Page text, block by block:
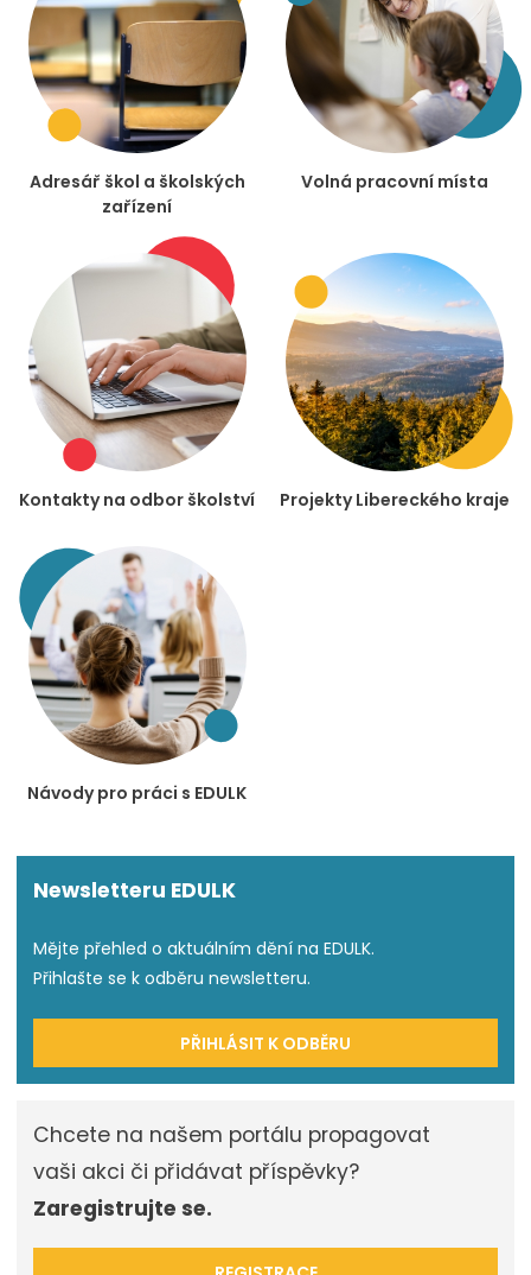
Adresář škol a školských
zařízení
Volná pracovní místa
Kontakty na odbor školství Projekty Libereckého kraje
Návody pro práci s EDULK
Newsletteru EDULK
Mějte přehled o aktuálním dění na EDULK.
Přihlašte se k odběru newsletteru.
PŘIHLÁSIT K ODBĚRU
Chcete na našem portálu propagovat
vaši akci či přidávat příspěvky?
Zaregistrujte se.